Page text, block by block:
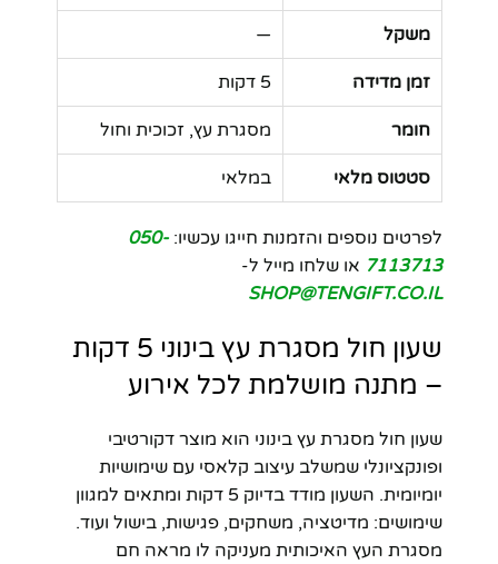
משקל —
זמן מדידה 5 דקות
חומר מסגרת עץ, זכוכית וחול
סטטוס מלאי במלאי
לפרטים נוספים והזמנות חייגו עכשיו: 050-
7113713 או שלחו מייל ל-
SHOP@TENGIFT.CO.IL
שעון חול מסגרת עץ בינוני 5 דקות
– מתנה מושלמת לכל אירוע
שעון חול מסגרת עץ בינוני הוא מוצר דקורטיבי
ופונקציונלי שמשלב עיצוב קלאסי עם שימושיות
יומיומית. השעון מודד בדיוק 5 דקות ומתאים למגוון
שימושים: מדיטציה, משחקים, פגישות, בישול ועוד.
מסגרת העץ האיכותית מעניקה לו מראה חם